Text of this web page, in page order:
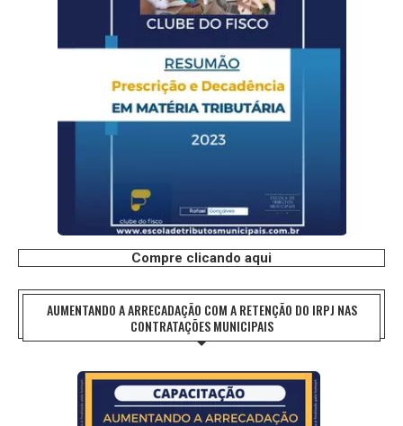
Compre clicando aqui
AUMENTANDO A ARRECADAÇÃO COM A RETENÇÃO DO IRPJ NAS
CONTRATAÇÕES MUNICIPAIS